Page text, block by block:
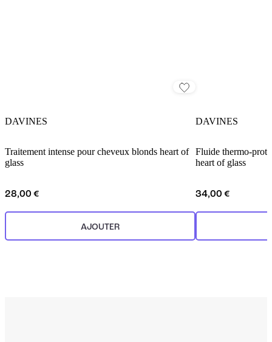
DAVINES
Traitement intense pour cheveux blonds heart of
glass
28,00 €
AJOUTER
DAVINES
Fluide thermo-
heart of glass
34,00 €